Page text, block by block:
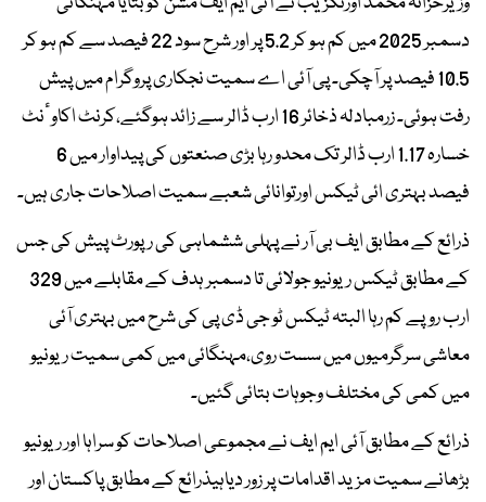
دسمبر 2025 میں کم ہو کر 5.2 پر اور شرح سود 22 فیصد سے کم ہو کر
10.5 فیصد پر آچکی۔ پی آئی اے سمیت نجکاری پروگرام میں پیش
رفت ہوئی۔ زرمبادلہ ذخائر 16 ارب ڈالر سے زائد ہوگئے،کرنٹ اکاوٴنٹ
خسارہ 1.17 ارب ڈالر تک محدو رہا بڑی صنعتوں کی پیداوار میں 6
فیصد بہتری ائی ٹیکس اورتوانائی شعبے سمیت اصلاحات جاری ہیں۔
ذرائع کے مطابق ایف بی آر نے پہلی ششماہی کی رپورٹ پیش کی جس
کے مطابق ٹیکس ریونیو جولائی تا دسمبر ہدف کے مقابلے میں 329
ارب روپے کم رہا البتہ ٹیکس ٹو جی ڈی پی کی شرح میں بہتری آئی
معاشی سرگرمیوں میں سست روی،مہنگائی میں کمی سمیت ریونیو
میں کمی کی مختلف وجوہات بتائی گئیں۔
ذرائع کے مطابق آئی ایم ایف نے مجموعی اصلاحات کو سراہا اور ریونیو
بڑھانے سمیت مزید اقدامات پر زور دیاہیذرائع کے مطابق پاکستان اور